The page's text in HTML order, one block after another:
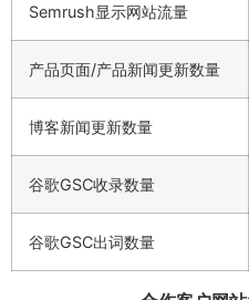
Semrush显示网站流量
产品页面/产品新闻更新数量
博客新闻更新数量
谷歌GSC收录数量
谷歌GSC出词数量